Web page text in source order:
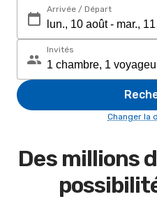
Arrivée / Départ
Invités
Changer la
Des millions